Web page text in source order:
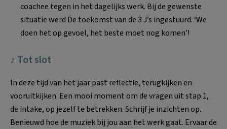
coachee tegen in het dagelijks werk. Bij de gewenste
situatie werd De toekomst van de 3 J’s ingestuurd. ‘We
doen het op gevoel, het beste moet nog komen’!
♪ Tot slot
In deze tijd van het jaar past reflectie, terugkijken en
vooruitkijken. Een mooi moment om de vragen uit stap 1,
de intake, op jezelf te betrekken. Schrijf je inzichten op.
Benieuwd hoe de muziek bij jou aan het werk gaat. Ervaar de